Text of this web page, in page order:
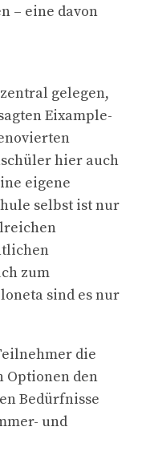
– eine davon
gelegen,
Eixample-
hier auch
eigene
selbst ist nur
zum
sind es nur
die
Optionen den
Bedürfnisse
und